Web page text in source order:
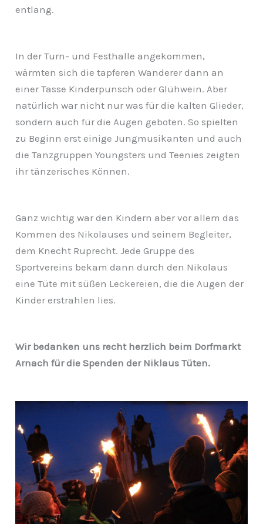
entlang.
In der Turn- und Festhalle angekommen,
wärmten sich die tapferen Wanderer dann an
einer Tasse Kinderpunsch oder Glühwein. Aber
natürlich war nicht nur was für die kalten Glieder,
sondern auch für die Augen geboten. So spielten
zu Beginn erst einige Jungmusikanten und auch
die Tanzgruppen Youngsters und Teenies zeigten
ihr tänzerisches Können.
Ganz wichtig war den Kindern aber vor allem das
Kommen des Nikolauses und seinem Begleiter,
dem Knecht Ruprecht. Jede Gruppe des
Sportvereins bekam dann durch den Nikolaus
eine Tüte mit süßen Leckereien, die die Augen der
Kinder erstrahlen lies.
Wir bedanken uns recht herzlich beim Dorfmarkt
Arnach für die Spenden der Niklaus Tüten.